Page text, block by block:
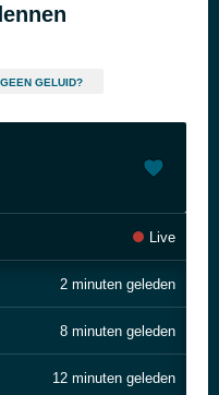
GEEN GELUID?
Live
2 minuten geleden
8 minuten geleden
12 minuten geleden